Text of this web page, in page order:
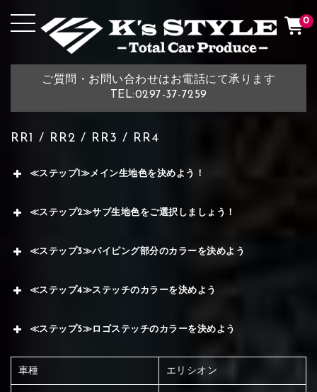
ご質問・お問い合わせはお電話にて承ります
TEL:0297-37-7259
0
RR1 / RR2 / RR3 / RR4
≪ステップ1≫メイン生地色を決めよう！
≪ステップ2≫サブ生地色をご選択しましょう！
≪ステップ3≫パイピング部分のカラーを決めよう
≪ステップ4≫ステッチのカラーを決めよう
≪ステップ5≫ロゴステッチのカラーを決めよう
車種 エリシオン